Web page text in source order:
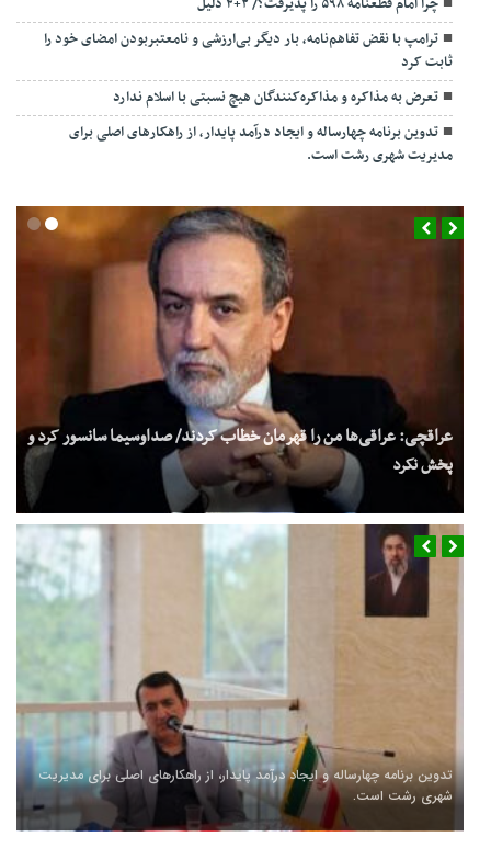
چرا امام قطعنامه ۵۹۸ را پذیرفت؟/ ۲+۴ دلیل
ترامپ با نقض تفاهم‌نامه، بار دیگر بی‌ارزشی و نامعتبربودن امضای خود را
ثابت کرد
تعرض به مذاکره و مذاکره‌کنندگان هیچ نسبتی با اسلام ندارد
تدوین برنامه چهارساله و ایجاد درآمد پایدار، از راهکارهای اصلی برای
مدیریت شهری رشت است.
عراقچی: عراقی‌ها من را قهرمان خطاب کردند/ صداوسیما سانسور کرد و
پخش نکرد
تدوین برنامه چهارساله و ایجاد درآمد پایدار، از راهکارهای اصلی برای مدیریت
شهری رشت است.